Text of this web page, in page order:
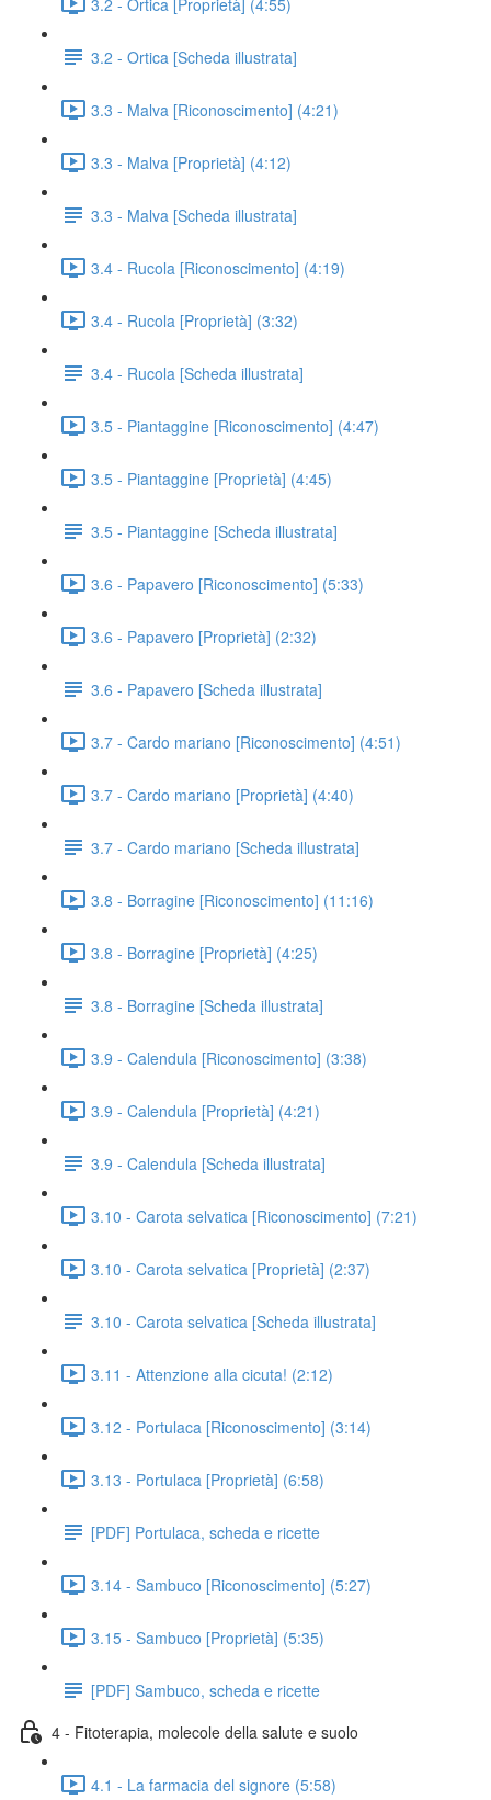
3.2 - Ortica [Scheda illustrata]
3.3 - Malva [Riconoscimento] (4:21)
3.3 - Malva [Proprietà] (4:12)
3.3 - Malva [Scheda illustrata]
3.4 - Rucola [Riconoscimento] (4:19)
3.4 - Rucola [Proprietà] (3:32)
3.4 - Rucola [Scheda illustrata]
3.5 - Piantaggine [Riconoscimento] (4:47)
3.5 - Piantaggine [Proprietà] (4:45)
3.5 - Piantaggine [Scheda illustrata]
3.6 - Papavero [Riconoscimento] (5:33)
3.6 - Papavero [Proprietà] (2:32)
3.6 - Papavero [Scheda illustrata]
3.7 - Cardo mariano [Riconoscimento] (4:51)
3.7 - Cardo mariano [Proprietà] (4:40)
3.7 - Cardo mariano [Scheda illustrata]
3.8 - Borragine [Riconoscimento] (11:16)
3.8 - Borragine [Proprietà] (4:25)
3.8 - Borragine [Scheda illustrata]
3.9 - Calendula [Riconoscimento] (3:38)
3.9 - Calendula [Proprietà] (4:21)
3.9 - Calendula [Scheda illustrata]
3.10 - Carota selvatica [Riconoscimento] (7:21)
3.10 - Carota selvatica [Proprietà] (2:37)
3.10 - Carota selvatica [Scheda illustrata]
3.11 - Attenzione alla cicuta! (2:12)
3.12 - Portulaca [Riconoscimento] (3:14)
3.13 - Portulaca [Proprietà] (6:58)
[PDF] Portulaca, scheda e ricette
3.14 - Sambuco [Riconoscimento] (5:27)
3.15 - Sambuco [Proprietà] (5:35)
[PDF] Sambuco, scheda e ricette
4 - Fitoterapia, molecole della salute e suolo
4.1 - La farmacia del signore (5:58)